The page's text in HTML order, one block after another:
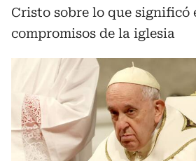
Cristo sobre lo que significó
compromisos de la iglesia